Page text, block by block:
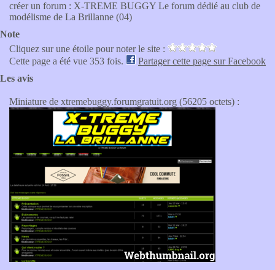
créer un forum : X-TREME BUGGY Le forum dédié au club de
modélisme de La Brillanne (04)
Note
Cliquez sur une étoile pour noter le site :
Cette page a été vue 353 fois.
Partager cette page sur Facebook
Les avis
Miniature de xtremebuggy.forumgratuit.org (56205 octets) :